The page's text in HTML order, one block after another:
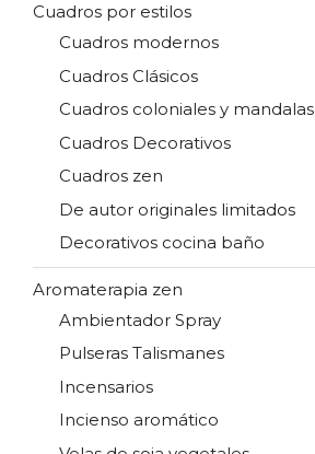
Cuadros por estilos
Cuadros modernos
Cuadros Clásicos
Cuadros coloniales y mandalas
Cuadros Decorativos
Cuadros zen
De autor originales limitados
Decorativos cocina baño
Aromaterapia zen
Ambientador Spray
Pulseras Talismanes
Incensarios
Incienso aromático